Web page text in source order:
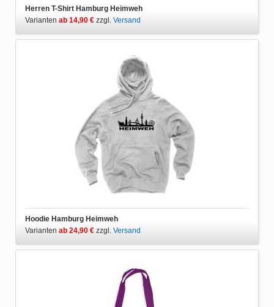
Herren T-Shirt Hamburg Heimweh
Varianten ab 14,90 € zzgl. Versand
Hoodie Hamburg Heimweh
Varianten ab 24,90 € zzgl. Versand